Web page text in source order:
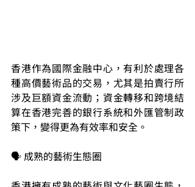
香港作為國際金融中心，有利於處理各
種高價藝術品的交易，尤其是拍賣行所
涉及巨額資金流動；資金轉移和跨境結
算在香港完善的銀行系統和外匯管制政
策下，變得更為有效率和安全。
🗣️ 成熟的藝術生態圈